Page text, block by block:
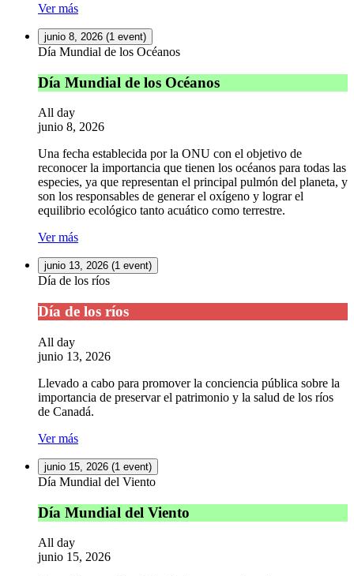
Ver más
junio 8, 2026 (1 event)
Día Mundial de los Océanos
Día Mundial de los Océanos
All day
junio 8, 2026
Una fecha establecida por la ONU con el objetivo de
reconocer la importancia que tienen los océanos para todas las
especies, ya que representan el principal pulmón del planeta, y
son los responsables de generar el oxígeno y lograr el
equilibrio ecológico tanto acuático como terrestre.
Ver más
junio 13, 2026 (1 event)
Día de los ríos
Día de los ríos
All day
junio 13, 2026
Llevado a cabo para promover la conciencia pública sobre la
importancia de preservar el patrimonio y la salud de los ríos
de Canadá.
Ver más
junio 15, 2026 (1 event)
Día Mundial del Viento
Día Mundial del Viento
All day
junio 15, 2026